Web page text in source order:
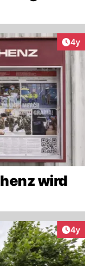
4y
wird
4y